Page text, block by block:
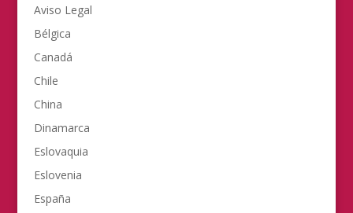
Aviso Legal
Bélgica
Canadá
Chile
China
Dinamarca
Eslovaquia
Eslovenia
España